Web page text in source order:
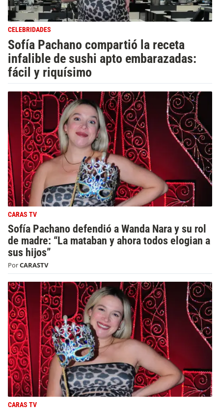
CELEBRIDADES
Sofía Pachano compartió la receta
infalible de sushi apto embarazadas:
fácil y riquísimo
CARAS TV
Sofía Pachano defendió a Wanda Nara y su rol
de madre: “La mataban y ahora todos elogian a
sus hijos”
PorCARASTV
CARAS TV